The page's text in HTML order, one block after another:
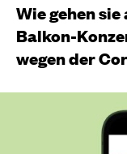
Wie gehen
Balkon-
wegen der